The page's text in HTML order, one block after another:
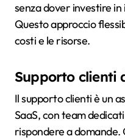
senza dover investire
Questo approccio
costi e le risorse.
Supporto clienti
Il supporto clienti è un
SaaS, con team
rispondere a domande.